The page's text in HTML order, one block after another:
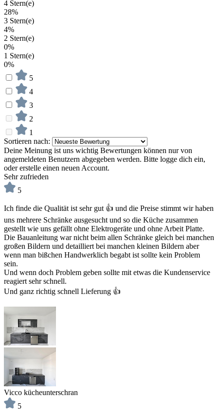
4 Stern(e)
28%
3 Stern(e)
4%
2 Stern(e)
0%
1 Stern(e)
0%
5
4
3
2
1
Sortieren nach:
Deine Meinung ist uns wichtig Bewertungen können nur von
angemeldeten Benutzern abgegeben werden. Bitte logge dich ein,
oder erstelle einen neuen Account.
Sehr zufrieden
5
Ich finde die Qualität ist sehr gut 👍 und die Preise stimmt wir haben
uns mehrere Schränke ausgesucht und so die Küche zusammen
gestellt wie uns gefällt ohne Elektrogeräte und ohne Arbeit Platte.
Die Bauanleitung war nicht beim allen Schränke gleich bei manchen
großen Bildern und detailliert bei manchen kleinen Bildern aber
wenn man bißchen Handwerklich begabt ist sollte kein Problem
sein.
Und wenn doch Problem geben sollte mit etwas die Kundenservice
reagiert sehr schnell.
Und ganz richtig schnell Lieferung 👍
Vicco kücheunterschran
5